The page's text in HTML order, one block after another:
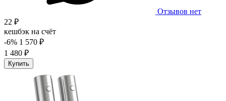
Отзывов нет
22 ₽
кешбэк на счёт
-6% 1 570 ₽
1 480 ₽
Купить